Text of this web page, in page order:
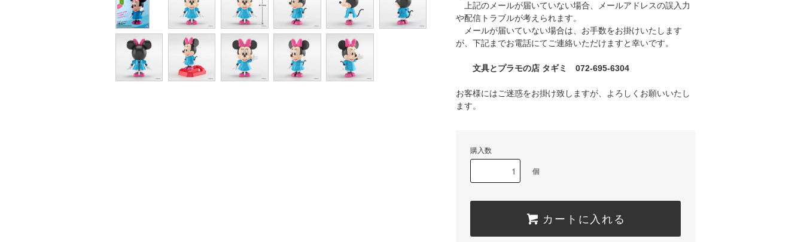
上記のメールが届いていない場合、メールアドレスの誤入力
や配信トラブルが考えられます。
メールが届いていない場合は、お手数をお掛けいたします
が、下記までお電話にてご連絡いただけますと幸いです。
文具とプラモの店 タギミ 072-695-6304
お客様にはご迷惑をお掛け致しますが、よろしくお願いいたし
ます。
購入数
個
カートに入れる